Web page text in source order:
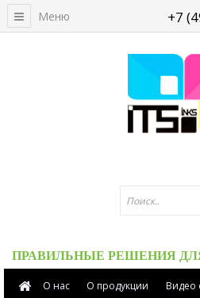
+7
ПРАВИЛЬНЫЕ РЕШЕНИЯ
Меню
О нас О продукции Видео